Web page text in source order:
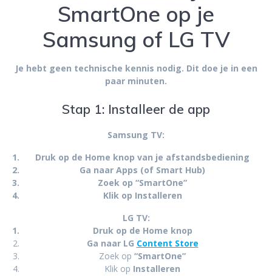
SmartOne op je
Samsung of LG TV
Je hebt geen technische kennis nodig. Dit doe je in een
paar minuten.
Stap 1: Installeer de app
Samsung TV:
Druk op de Home knop van je afstandsbediening
Ga naar Apps (of Smart Hub)
Zoek op “SmartOne”
Klik op Installeren
LG TV:
Druk op de Home knop
Ga naar LG Content Store
Zoek op “SmartOne”
Klik op Installeren